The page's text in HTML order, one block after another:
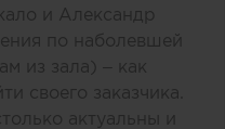
и Александр
по наболевшей
из зала) – как
своего заказчика.
актуальны и